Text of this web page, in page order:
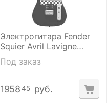
Электрогитара Fender
Squier Avril Lavigne
Telecaster
Под заказ
1958 45 руб.